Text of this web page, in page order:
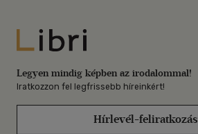
Libri
Legyen mindig képben az irodalommal!
Iratkozzon fel legfrissebb híreinkért!
Hírlevél-feliratkozás